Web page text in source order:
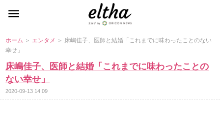
ホーム ＞ エンタメ ＞ 床嶋佳子、医師と結婚「これまでに味わったことのない
幸せ」
床嶋佳子、医師と結婚「これまでに味わったことの
ない幸せ」
2020-09-13 14:09